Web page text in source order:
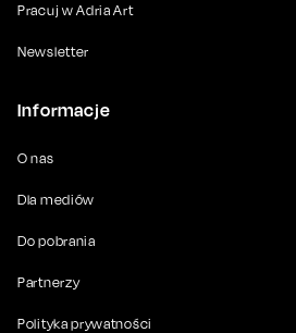
Pracuj w Adria Art
Newsletter
Informacje
O nas
Dla mediów
Do pobrania
Partnerzy
Polityka prywatności